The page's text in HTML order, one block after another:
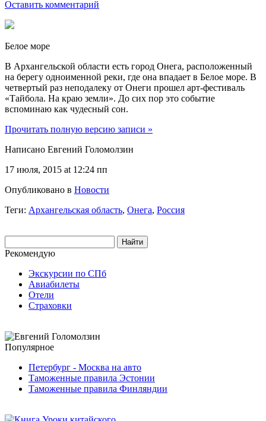
Оставить комментарий
Белое море
В Архангельской области есть город Онега, расположенный
на берегу одноименной реки, где она впадает в Белое море. В
четвертый раз неподалеку от Онеги прошел арт-фестиваль
«Тайбола. На краю земли». До сих пор это событие
вспоминаю как чудесный сон.
Прочитать полную версию записи »
Написано Евгений Голомолзин
17 июля, 2015 at 12:24 пп
Опубликовано в Новости
Теги: Архангельская область, Онега, Россия
Рекомендую
Экскурсии по СПб
Авиабилеты
Отели
Страховки
Популярное
Петербург - Москва на авто
Таможенные правила Эстонии
Таможенные правила Финляндии